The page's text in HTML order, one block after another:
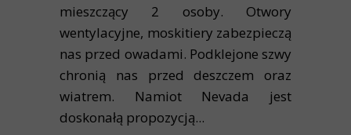
mieszczący 2 osoby. Otwory
wentylacyjne, moskitiery zabezpieczą
nas przed owadami. Podklejone szwy
chronią nas przed deszczem oraz
wiatrem. Namiot Nevada jest
doskonałą propozycją...